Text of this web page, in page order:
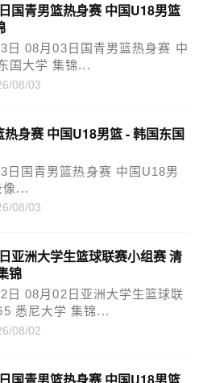
国青男篮热身赛 中国U18男篮
日 08月03日国青男篮热身赛 中
国大学 集锦...
08/03
身赛 中国U18男篮 - 韩国东国
日国青男篮热身赛 中国U18男
像...
08/03
亚洲大学生篮球联赛小组赛 清
锦
日 08月02日亚洲大学生篮球联
悉尼大学 集锦...
08/02
国青男篮热身赛 中国U18男篮